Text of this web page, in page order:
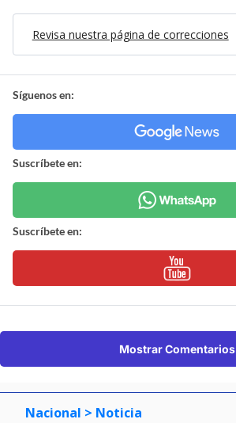
Revisa nuestra página de correcciones
Síguenos en:
Suscríbete en:
Suscríbete en:
Mostrar Comentarios
Nacional > Noticia